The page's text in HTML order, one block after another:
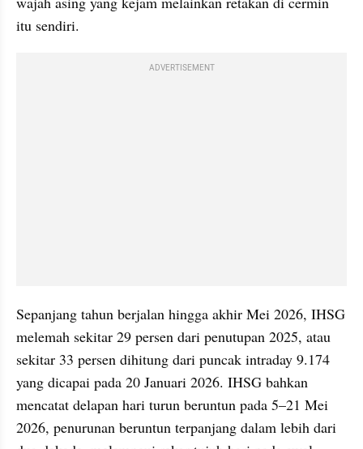
itu sendiri.
ADVERTISEMENT
Sepanjang tahun berjalan hingga akhir Mei 2026, IHSG
melemah sekitar 29 persen dari penutupan 2025, atau
sekitar 33 persen dihitung dari puncak intraday 9.174
yang dicapai pada 20 Januari 2026. IHSG bahkan
mencatat delapan hari turun beruntun pada 5–21 Mei
2026, penurunan beruntun terpanjang dalam lebih dari